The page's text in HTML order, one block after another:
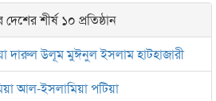
শীর্ষ ১০ প্রতিষ্ঠান
দারুল উলূম মুঈনুল ইসলাম হাটহাজারী
আল-ইসলামিয়া পটিয়া